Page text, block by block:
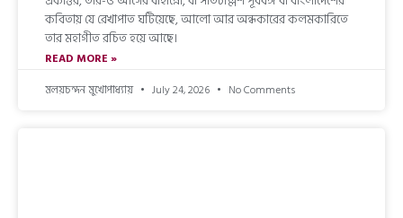
কবিতায় যে রেখাপাত ঘটিয়েছে, আলো আর অন্ধকারের কলমকারিতে
তার মহাগীত রচিত হয়ে আছে।
READ MORE »
মলয়চন্দন মুখোপাধ্যায়
July 24, 2026 No Comments